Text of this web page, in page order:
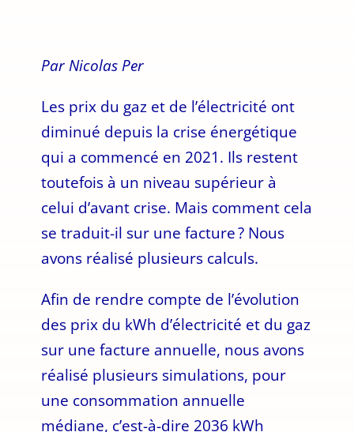
Par Nicolas Per
Les prix du gaz et de l’électricité ont
diminué depuis la crise énergétique
qui a commencé en 2021. Ils restent
toutefois à un niveau supérieur à
celui d’avant crise. Mais comment cela
se traduit-il sur une facture ? Nous
avons réalisé plusieurs calculs.
Afin de rendre compte de l’évolution
des prix du kWh d’électricité et du gaz
sur une facture annuelle, nous avons
réalisé plusieurs simulations, pour
une consommation annuelle
médiane, c’est-à-dire 2036 kWh